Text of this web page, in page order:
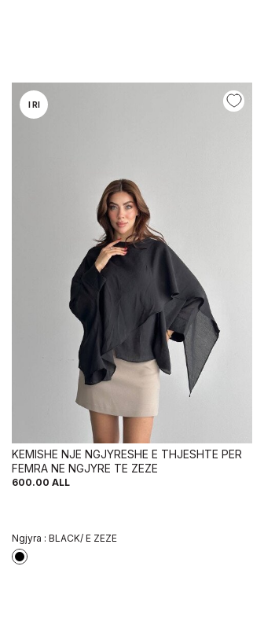
I RI
KEMISHE NJE NGJYRESHE E THJESHTE PER
FEMRA NE NGJYRE TE ZEZE
600.00 ALL
Ngjyra : BLACK/ E ZEZE